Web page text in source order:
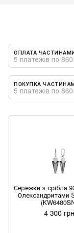
ОПЛАТА
5 платежів по
ПОКУПКА
5 платежів по
Сережки з срібла
Олександритами
4 300 грн